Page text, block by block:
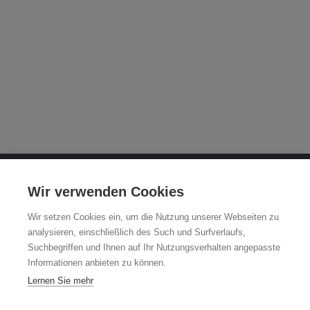
Derschlager Straße 26
58540 Meinerzhagen
Fuchsfelgen-Hotline +49 2354 73-317
Mo - Fr 8:00 - 12:00 Uhr und 13:00 - 15:00 Uhr
Wir verwenden Cookies
Wir setzen Cookies ein, um die Nutzung unserer Webseiten zu
analysieren, einschließlich des Such und Surfverlaufs,
Suchbegriffen und Ihnen auf Ihr Nutzungsverhalten angepasste
Informationen anbieten zu können.
Lernen Sie mehr